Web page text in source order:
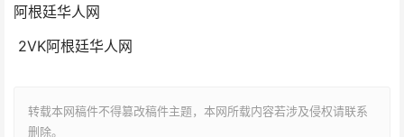
阿根廷华人网
2VK阿根廷华人网
转载本网稿件不得篡改稿件主题，本网所载内容若涉及侵权请联系
删除。